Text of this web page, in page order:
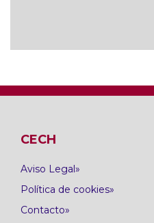
CECH
Aviso Legal
Política de cookies
Contacto